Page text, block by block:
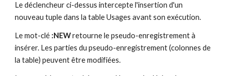
Le déclencheur ci-dessus intercepte l'insertion d'un
nouveau tuple dans la table Usages avant son exécution.
Le mot-clé :NEW retourne le pseudo-enregistrement à
insérer. Les parties du pseudo-enregistrement (colonnes de
la table) peuvent être modifiées.